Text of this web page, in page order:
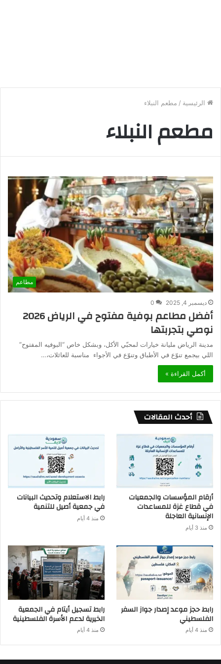
الرئيسية / مطعم النبلاء
مطعم النبلاء
مطاعم
ديسمبر 4, 2025 0
أفضل مطاعم بوفية مفتوح في الرياض 2026
نوصي بتجربتها
مدينة الرياض مليانة خيارات لمحبّي الأكل، وبشكل خاص “البوفيه المفتوح”
اللي بيجمع تنوّع في الأطباق وتنوّع في الأجواء مناسبة للعائلات،…
أكمل القراءة »
أحدث المقالات
أرقام المؤسسات والجمعيات
في قطاع غزة للمساعدات
الإنسانية العاجلة
منذ 3 أيام
رابط الاستعلام وتحديث البيانات
في جمعية أصيل للتنمية
منذ 4 أيام
رابط حجز موعد إصدار جواز السفر
الفلسطيني
منذ 4 أيام
رابط تسجيل أيتام في الجمعية
الخيرية لدعم الأسرة الفلسطينية
منذ 4 أيام